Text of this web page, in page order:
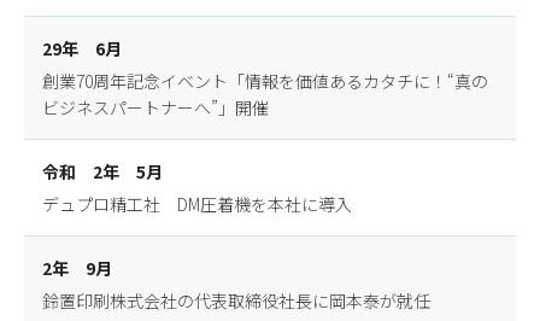
29年 6月
創業70周年記念イベント「情報を価値あるカタチに！“真の
ビジネスパートナーへ”」開催
令和 2年 5月
デュプロ精工社 DM圧着機を本社に導入
2年 9月
鈴置印刷株式会社の代表取締役社長に岡本泰が就任